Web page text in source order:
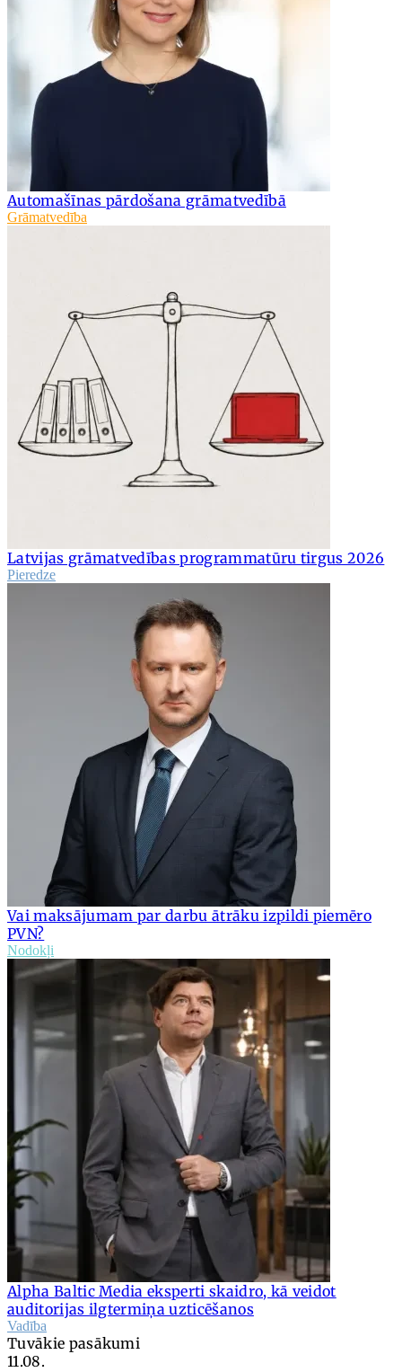
Automašīnas pārdošana grāmatvedībā
Grāmatvedība
Latvijas grāmatvedības programmatūru tirgus 2026
Pieredze
Vai maksājumam par darbu ātrāku izpildi piemēro
PVN?
Nodokļi
Alpha Baltic Media eksperti skaidro, kā veidot
auditorijas ilgtermiņa uzticēšanos
Vadība
Tuvākie pasākumi
11.08.